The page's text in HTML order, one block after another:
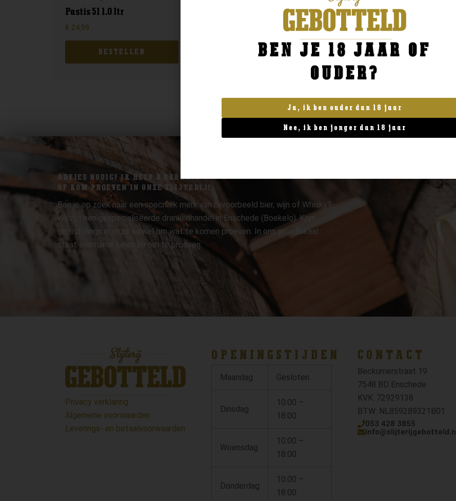
Pastis 51 1.0 ltr
€ 24,99
BESTELLEN BESTELLEN
Enate Rosado
12,99
BESTELLEN
ADVIES NODIG? IK HELP U GRAAG.
OF KOM PROEVEN IN ONZE SLIJTERIJ!
Ben je op zoek naar een specifiek merk van bijvoorbeeld bier, wijn of Whisky?
Wij zijn een gespecialiseerde drankenhandel in Enschede (Boekelo). Kom
gerust langs in onze winkel om wat te komen proeven. In ons proeflokaal
staat een ruime selectie om te proeven.
Privacy verklaring
Algemene voorwaarden
Leverings- en betaalvoorwaarden
OPENINGSTIJDEN
Maandag Gesloten
Dinsdag
10:00 –
18:00
Woensdag
10:00 –
18:00
Donderdag
10:00 –
18:00
CONTACT
Beckumerstraat 19
7548 BD Enschede
KVK: 72929138
BTW: NL859289321B01
053 428 3855
info@slijterijgebotteld.nl
BEN JE 18 JAAR OF
OUDER?
Ja, ik ben ouder dan 18 jaar
Nee, ik ben jonger dan 18 jaar